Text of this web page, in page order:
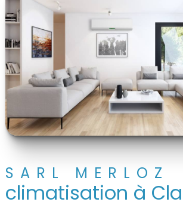
SARL MERLOZ
climatisation à